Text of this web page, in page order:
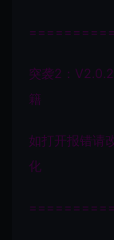
突袭2：
籍
如打开报错请
化